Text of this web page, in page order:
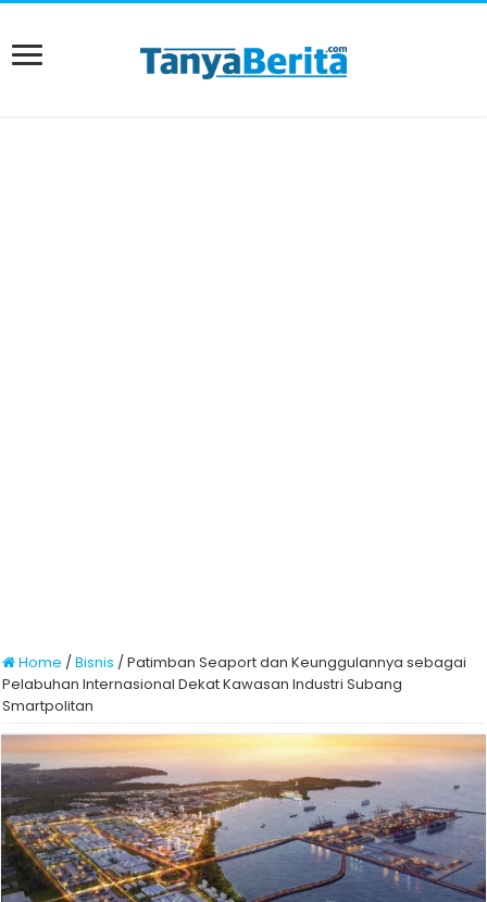
Home /Bisnis /Patimban Seaport dan Keunggulannya sebagai
Pelabuhan Internasional Dekat Kawasan Industri Subang
Smartpolitan